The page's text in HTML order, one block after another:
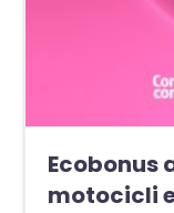
Ecobonus
motocicli